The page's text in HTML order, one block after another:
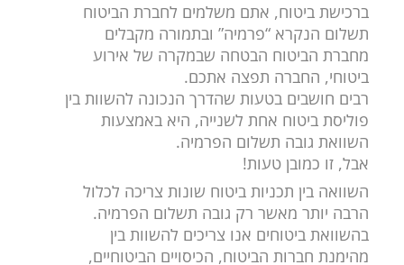
ברכישת ביטוח, אתם משלמים לחברת הביטוח
תשלום הנקרא “פרמיה” ובתמורה מקבלים
מחברת הביטוח הבטחה שבמקרה של אירוע
ביטוחי, החברה תפצה אתכם.
רבים חושבים בטעות שהדרך הנכונה להשוות בין
פוליסת ביטוח אחת לשנייה, היא באמצעות
השוואת גובה תשלום הפרמיה.
אבל, זו כמובן טעות!
השוואה בין תכניות ביטוח שונות צריכה לכלול
הרבה יותר מאשר רק גובה תשלום הפרמיה.
בהשוואת ביטוחים אנו צריכים להשוות בין
מהימנת חברות הביטוח, הכיסויים הביטוחיים,